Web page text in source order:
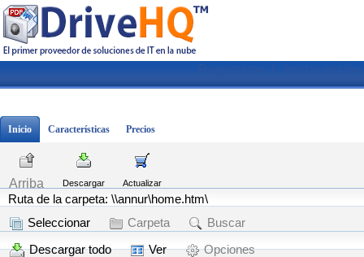
Registrarse Iniciar sesión
Inicio Características Precios
Arriba Descargar Actualizar
Ruta de la carpeta: \\annur\home.htm\
Seleccionar
Carpeta
Buscar
Descargar todo
Ver
Opciones